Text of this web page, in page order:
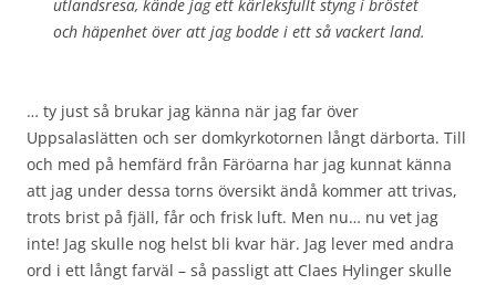
utlandsresa, kände jag ett kärleksfullt styng i bröstet
och häpenhet över att jag bodde i ett så vackert land.
… ty just så brukar jag känna när jag far över
Uppsalaslätten och ser domkyrkotornen långt därborta. Till
och med på hemfärd från Färöarna har jag kunnat känna
att jag under dessa torns översikt ändå kommer att trivas,
trots brist på fjäll, får och frisk luft. Men nu… nu vet jag
inte! Jag skulle nog helst bli kvar här. Jag lever med andra
ord i ett långt farväl – så passligt att Claes Hylinger skulle